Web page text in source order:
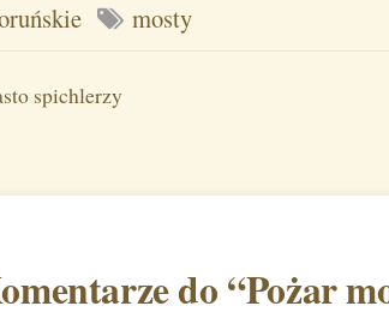
mosty
spichlerzy
do “Pożar